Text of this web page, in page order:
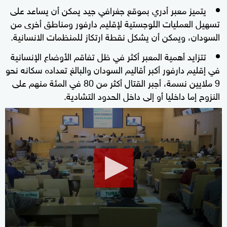
يتميز معبر أدري بموقع جغرافي جيد يمكن أن يساعد على
تسهيل العمليات اللوجستية لإقليم دارفور ومناطق أخرى من
السودان، ويمكن أن يشكل نقطة ارتكاز للمنظمات الانسانية.
تتزايد أهمية المعبر أكثر في ظل تفاقم الأوضاع الإنسانية
في إقليم دارفور أكبر أقاليم السودان والبالغ تعداده سكانه نحو
9 ملايين نسمة، أجبر القتال أكثر من 80 في المئة منهم على
النزوح إما داخليا أو إلى داخل الحدود التشادية.
0
seconds
2
minutes,
45
seconds